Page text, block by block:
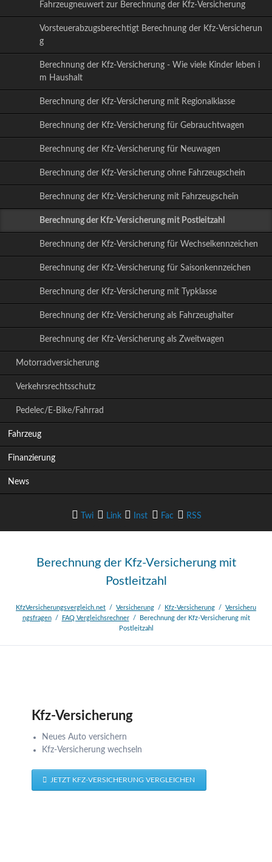
Fahrzeugneuwert zur Berechnung der Kfz-Versicherung
Vorsteuerabzugsberechtigt Berechnung der Kfz-Versicherun
g
Berechnung der Kfz-Versicherung - Wie viele Kinder leben i
m Haushalt
Berechnung der Kfz-Versicherung mit Regionalklasse
Berechnung der Kfz-Versicherung für Gebrauchtwagen
Berechnung der Kfz-Versicherung für Neuwagen
Berechnung der Kfz-Versicherung ohne Fahrzeugschein
Berechnung der Kfz-Versicherung mit Fahrzeugschein
Berechnung der Kfz-Versicherung mit Postleitzahl
Berechnung der Kfz-Versicherung für Wechselkennzeichen
Berechnung der Kfz-Versicherung für Saisonkennzeichen
Berechnung der Kfz-Versicherung mit Typklasse
Berechnung der Kfz-Versicherung als Fahrzeughalter
Berechnung der Kfz-Versicherung als Zweitwagen
Motorradversicherung
Verkehrsrechtsschutz
Pedelec/E-Bike/Fahrrad
Fahrzeug
Finanzierung
News
Twi Link
edIn
Inst
agram
Fac
ebook
RSS
-Feed
Berechnung der Kfz-Versicherung mit
Postleitzahl
KfzVersicherungsvergleich.net Versicherung Kfz-Versicherung
Versicheru
ngsfragen
FAQ Vergleichsrechner
Berechnung der Kfz-Versicherung mit
Postleitzahl
Kfz-Versicherung
Neues Auto versichern
Kfz-Versicherung wechseln
JETZT KFZ-VERSICHERUNG VERGLEICHEN